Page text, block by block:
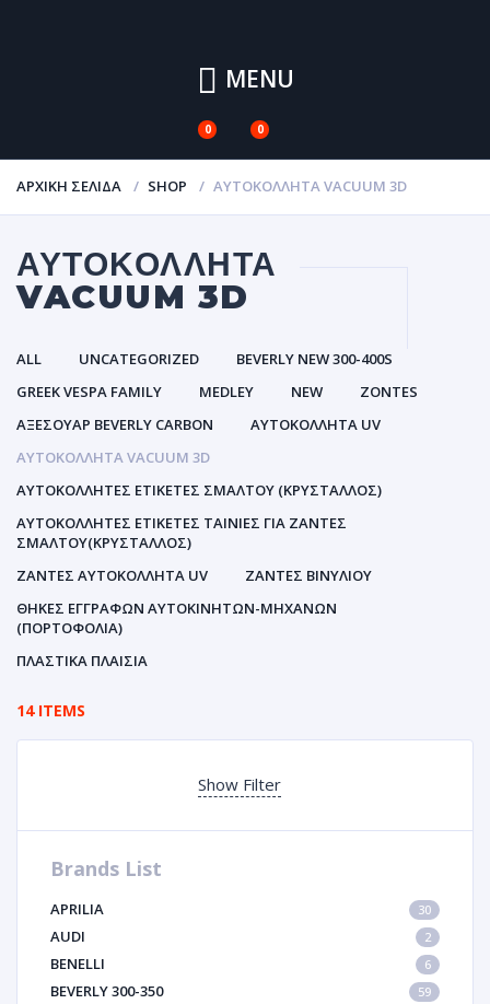
MENU
0 0
ΑΡΧΙΚΉ ΣΕΛΊΔΑ SHOP ΑΥΤΟΚΌΛΛΗΤΑ VACUUM 3D
ΑΥΤΟΚΌΛΛΗΤΑ
VACUUM 3D
ALL UNCATEGORIZED
BEVERLY NEW 300-400S
GREEK VESPA FAMILY
MEDLEY NEW
ZONTES
ΑΞΕΣΟΥΑΡ BEVERLY CARBON
ΑΥΤΟΚΌΛΛΗΤΑ UV
ΑΥΤΟΚΌΛΛΗΤΑ VACUUM 3D
ΑΥΤΟΚΌΛΛΗΤΕΣ ΕΤΙΚΈΤΕΣ ΣΜΆΛΤΟΥ (ΚΡΥΣΤΑΛΛΟΣ)
ΑΥΤΟΚΌΛΛΗΤΕΣ ΕΤΙΚΈΤΕΣ ΤΑΙΝΊΕΣ ΓΙΑ ΖΆΝΤΕΣ
ΣΜΆΛΤΟΥ(ΚΡΎΣΤΑΛΛΟΣ)
ΖΆΝΤΕΣ ΑΥΤΟΚΌΛΛΗΤΑ UV
ΖΆΝΤΕΣ ΒΙΝΥΛΊΟΥ
ΘΉΚΕΣ ΕΓΓΡΆΦΩΝ ΑΥΤΟΚΙΝΗΤΩΝ-ΜΗΧΑΝΩΝ
(ΠΟΡΤΟΦΌΛΙΑ)
ΠΛΑΣΤΙΚΆ ΠΛΑΊΣΙΑ
14 ITEMS
Show Filter
Brands List
APRILIA 30
AUDI 2
BENELLI 6
BEVERLY 300-350 59